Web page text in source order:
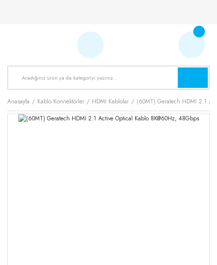
Anasayfa Kablo Konnektörler HDMI Kablolar (60MT) Geratech HDMI 2.1